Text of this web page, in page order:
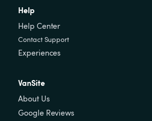
Help
Help Center
Contact Support
Experiences
VanSite
About Us
Google Reviews